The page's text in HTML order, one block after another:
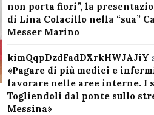
non porta fiori”, la
di Lina Colacillo nella “sua”
Messer Marino
kimQqpDzdFadDXrkHWJAJiY
«Pagare di più medici e
lavorare nelle aree interne. I
Togliendoli dal ponte sullo
Messina»